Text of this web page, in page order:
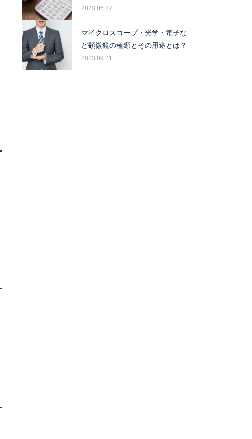
2023.06.27
マイクロスコープ・光学・電子な
ど顕微鏡の種類とその用途とは？
2023.09.21